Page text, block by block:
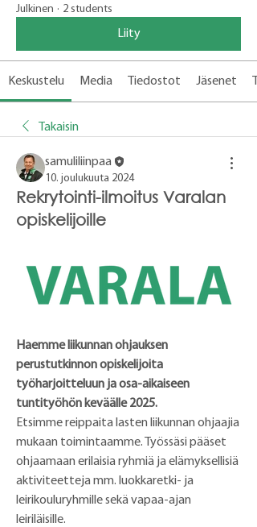
Julkinen · 2 students
Liity
Keskustelu Media Tiedostot Jäsenet
Takaisin
samuliliinpaa
10. joulukuuta 2024
Rekrytointi-ilmoitus Varalan
opiskelijoille
Haemme liikunnan ohjauksen
perustutkinnon opiskelijoita
työharjoitteluun ja osa-aikaiseen
tuntityöhön keväälle 2025.
Etsimme reippaita lasten liikunnan ohjaajia
mukaan toimintaamme. Työssäsi pääset
ohjaamaan erilaisia ryhmiä ja elämyksellisiä
aktiviteetteja mm. luokkaretki- ja
leirikouluryhmille sekä vapaa-ajan
leiriläisille.